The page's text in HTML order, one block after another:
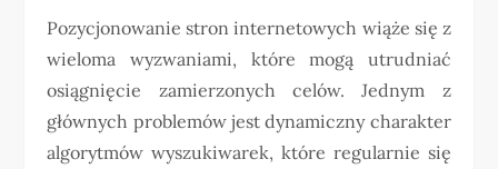
Pozycjonowanie stron internetowych wiąże się z
wieloma wyzwaniami, które mogą utrudniać
osiągnięcie zamierzonych celów. Jednym z
głównych problemów jest dynamiczny charakter
algorytmów wyszukiwarek, które regularnie się